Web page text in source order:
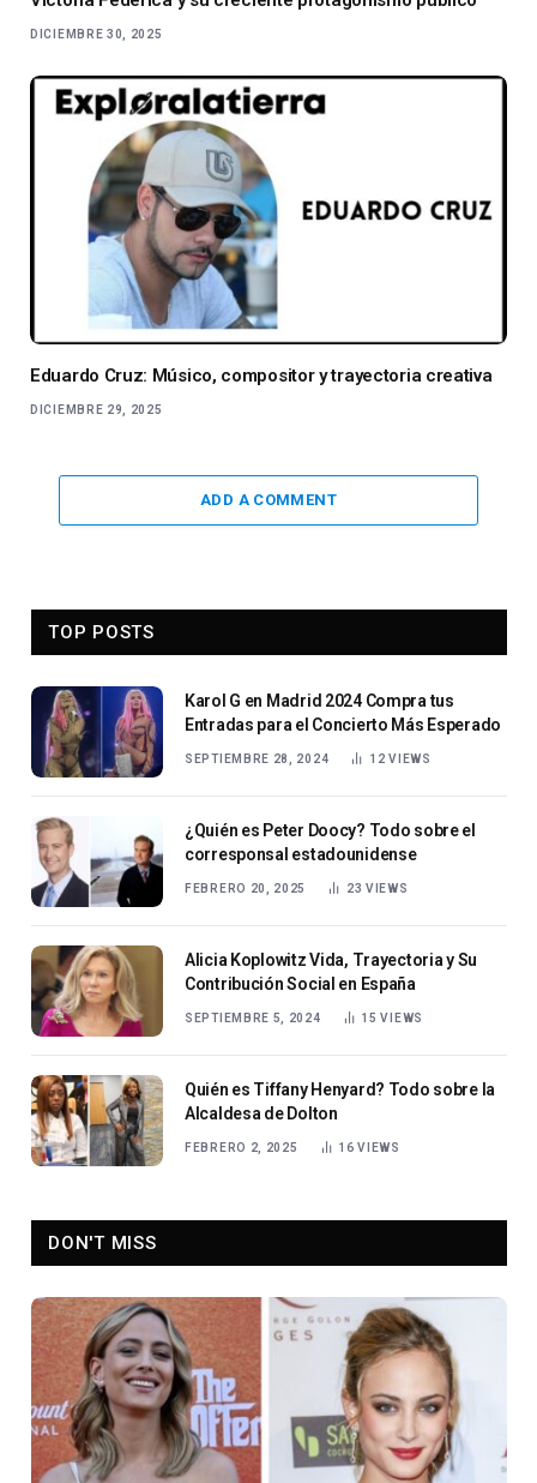
DICIEMBRE 30, 2025
Eduardo Cruz: Músico, compositor y trayectoria creativa
DICIEMBRE 29, 2025
ADD A COMMENT
TOP POSTS
Karol G en Madrid 2024 Compra tus
Entradas para el Concierto Más Esperado
SEPTIEMBRE 28, 2024 12VIEWS
¿Quién es Peter Doocy? Todo sobre el
corresponsal estadounidense
FEBRERO 20, 2025 23VIEWS
Alicia Koplowitz Vida, Trayectoria y Su
Contribución Social en España
SEPTIEMBRE 5, 2024 15VIEWS
Quién es Tiffany Henyard? Todo sobre la
Alcaldesa de Dolton
FEBRERO 2, 2025 16VIEWS
DON'T MISS